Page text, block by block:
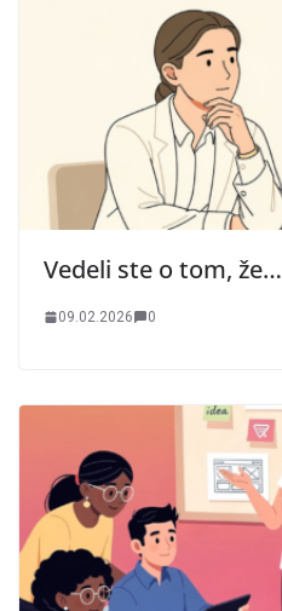
Vedeli ste o tom, že…
09.02.2026 0